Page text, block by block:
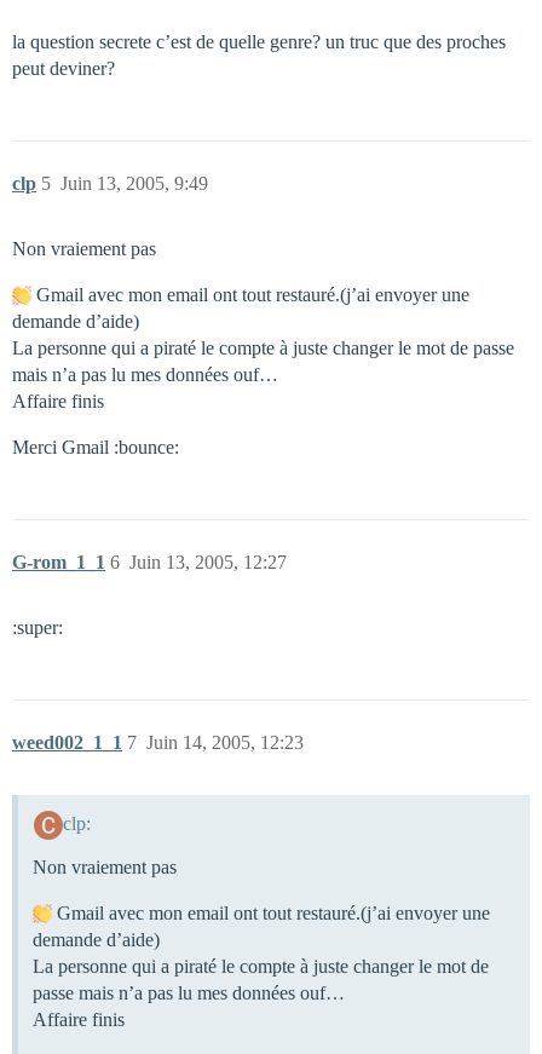
la question secrete c’est de quelle genre? un truc que des proches
peut deviner?
clp Juin 13, 2005, 9:49
5
Non vraiement pas
Gmail avec mon email ont tout restauré.(j’ai envoyer une
demande d’aide)
La personne qui a piraté le compte à juste changer le mot de passe
mais n’a pas lu mes données ouf…
Affaire finis
Merci Gmail :bounce:
G-rom_1_1 Juin 13, 2005, 12:27
6
:super:
weed002_1_1 Juin 14, 2005, 12:23
7
clp:
Non vraiement pas
Gmail avec mon email ont tout restauré.(j’ai envoyer une
demande d’aide)
La personne qui a piraté le compte à juste changer le mot de
passe mais n’a pas lu mes données ouf…
Affaire finis